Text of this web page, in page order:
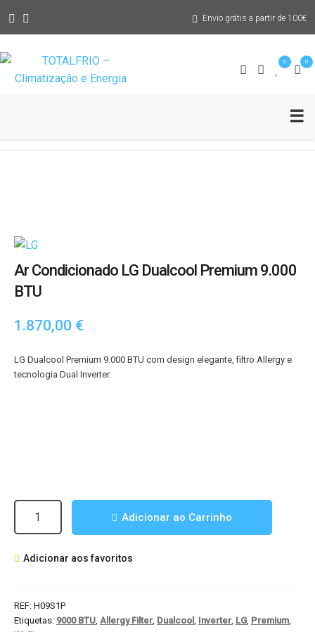
Envio grátis a partir de 100€
0 0
☰
Assistência Técnica
Blog
Ar Condicionado LG Dualcool Premium 9.000
BTU
1.870,00 €
LG Dualcool Premium 9.000 BTU com design elegante, filtro Allergy e
tecnologia Dual Inverter.
Condicionado
Premium
Adicionar ao Carrinho
Adicionar aos favoritos
REF: H09S1P
Etiquetas: 9000 BTU Allergy Filter, Dualcool Inverter, LG Premium